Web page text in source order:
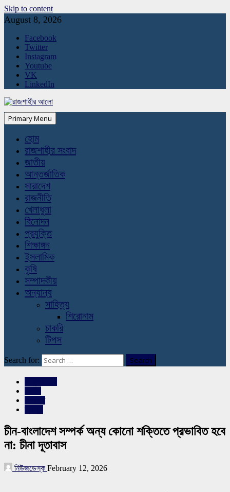
Skip to content
August 8, 2026
Facebook
Twitter
Instagram
Youtube
VK
LinkedIn
Primary Menu
হোম
রাজশাহীর সংবাদ
জাতীয়
আন্তর্জাতিক
সারাদেশ
রাজনীতি
খেলাধুলা
বিনোদন
প্রযুক্তি
শিক্ষাঙ্গন
ইসলামিক
কৃষি
সম্পাদকীয়
অন্যান্য
সাহিত্য
শিরোনাম
চাকরি
টিপস
Search for:
চীন-বাংলাদেশ সম্পর্ক অন্য কোনো শক্তিতে প্রভাবিত হবে
না: চীনা দূতাবাস
নিউজডেস্ক February 12, 2026